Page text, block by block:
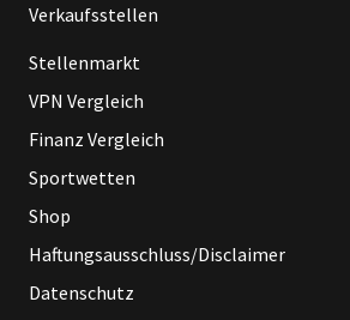
Verkaufsstellen
Stellenmarkt
VPN Vergleich
Finanz Vergleich
Sportwetten
Shop
Haftungsausschluss/Disclaimer
Datenschutz